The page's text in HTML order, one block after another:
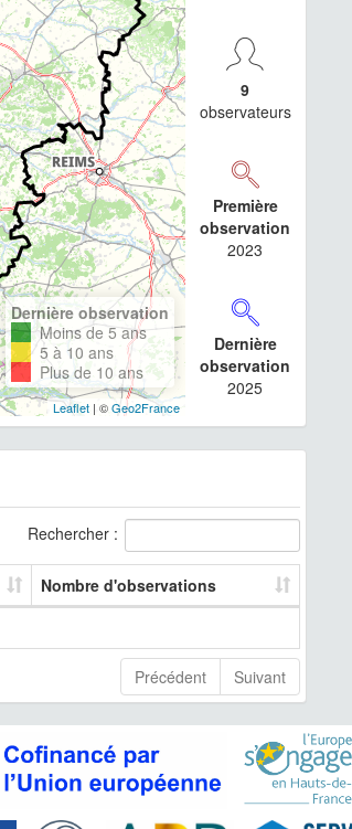
Dernière observation
Moins de 5 ans
5 à 10 ans
Plus de 10 ans
Leaflet| ©Geo2France
9
observateurs
Première
observation
2023
Dernière
observation
2025
Rechercher :
Nombre d'observations
Précédent Suivant